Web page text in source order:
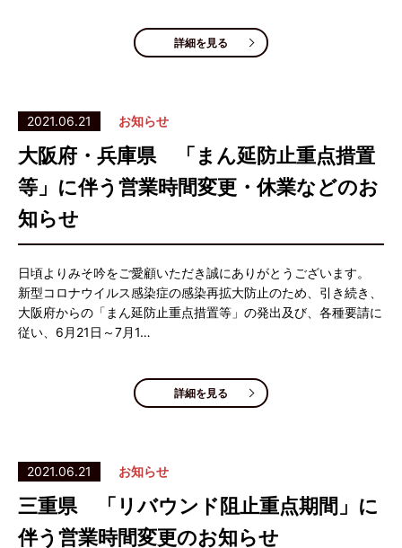
詳細を見る
2021.06.21 お知らせ
大阪府・兵庫県 「まん延防止重点措置
等」に伴う営業時間変更・休業などのお
知らせ
日頃よりみそ吟をご愛顧いただき誠にありがとうございます。
新型コロナウイルス感染症の感染再拡大防止のため、引き続き、
大阪府からの「まん延防止重点措置等」の発出及び、各種要請に
従い、6月21日～7月1…
詳細を見る
2021.06.21 お知らせ
三重県 「リバウンド阻止重点期間」に
伴う営業時間変更のお知らせ